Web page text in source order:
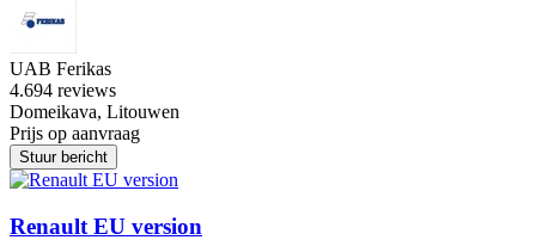
UAB Ferikas
4.694 reviews
Domeikava, Litouwen
Prijs op aanvraag
Stuur bericht
Renault EU version